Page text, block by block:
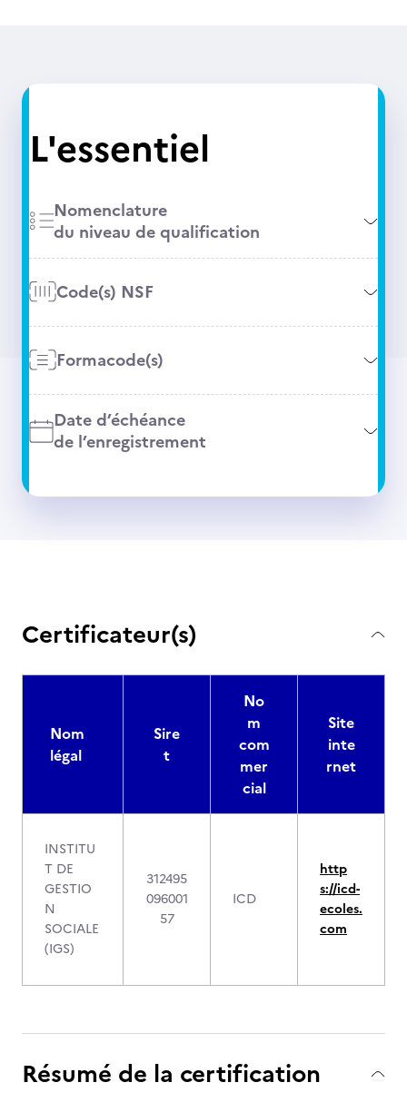
L'essentiel
Nomenclature
du niveau de qualification
Code(s) NSF
Formacode(s)
Date d’échéance
de l’enregistrement
Certificateur(s)
Nom
légal
Sire
t
No
m
com
mer
cial
Site
inte
rnet
INSTITU
T DE
GESTIO
N
SOCIALE
(IGS)
312495
096001
57
ICD
http
s://icd-
ecoles.
com
Résumé de la certification